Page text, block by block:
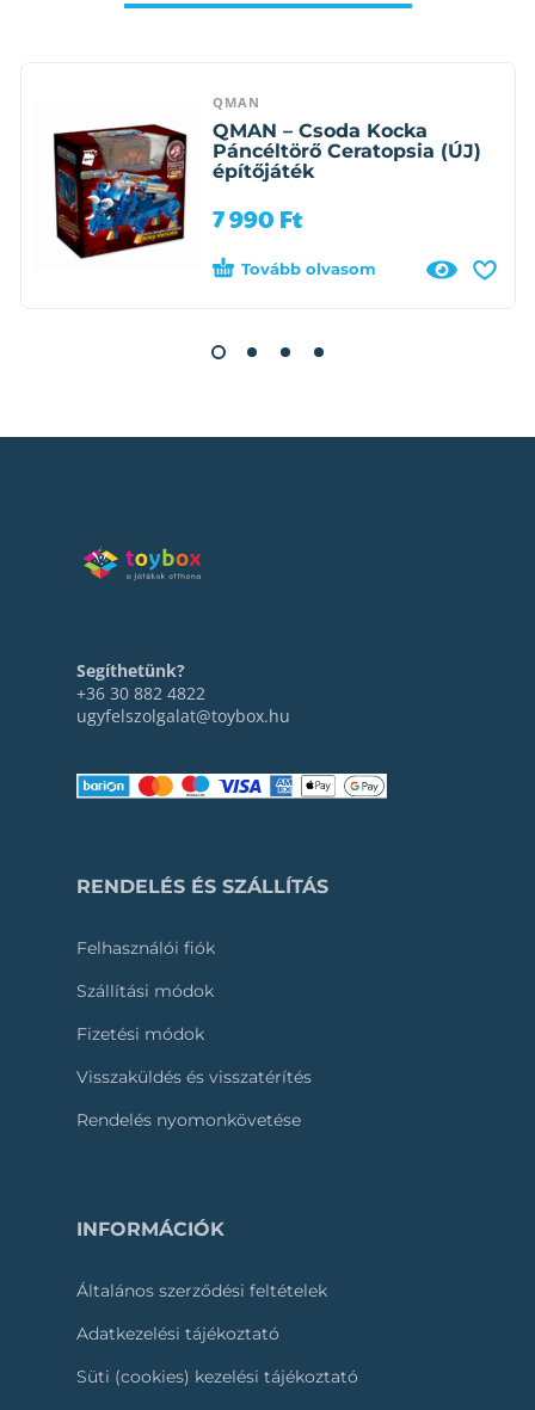
QMAN
QMAN – Csoda Kocka
Páncéltörő Ceratopsia (ÚJ)
építőjáték
7 990 Ft
Tovább olvasom
Segíthetünk?
+36 30 882 4822
ugyfelszolgalat@toybox.hu
RENDELÉS ÉS SZÁLLÍTÁS
Felhasználói fiók
Szállítási módok
Fizetési módok
Visszaküldés és visszatérítés
Rendelés nyomonkövetése
INFORMÁCIÓK
Általános szerződési feltételek
Adatkezelési tájékoztató
Süti (cookies) kezelési tájékoztató